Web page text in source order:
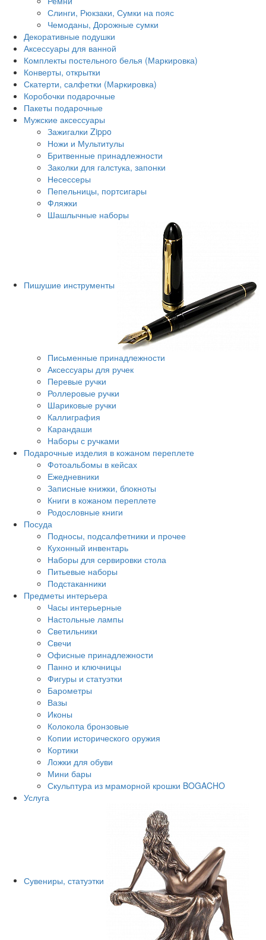
Слинги, Рюкзаки, Сумки на пояс
Чемоданы, Дорожные сумки
Декоративные подушки
Аксессуары для ванной
Комплекты постельного белья (Маркировка)
Конверты, открытки
Скатерти, салфетки (Маркировка)
Коробочки подарочные
Пакеты подарочные
Мужские аксессуары
Зажигалки Zippo
Ножи и Мультитулы
Бритвенные принадлежности
Заколки для галстука, запонки
Несессеры
Пепельницы, портсигары
Фляжки
Шашлычные наборы
Пишушие инструменты
Письменные принадлежности
Аксессуары для ручек
Перевые ручки
Роллеровые ручки
Шариковые ручки
Каллиграфия
Карандаши
Наборы с ручками
Подарочные изделия в кожаном переплете
Фотоальбомы в кейсах
Ежедневники
Записные книжки, блокноты
Книги в кожаном переплете
Родословные книги
Посуда
Подносы, подсалфетники и прочее
Кухонный инвентарь
Наборы для сервировки стола
Питьевые наборы
Подстаканники
Предметы интерьера
Часы интерьерные
Настольные лампы
Светильники
Свечи
Офисные принадлежности
Панно и ключницы
Фигуры и статуэтки
Барометры
Вазы
Иконы
Колокола бронзовые
Копии исторического оружия
Кортики
Ложки для обуви
Мини бары
Скульптура из мраморной крошки BOGACHO
Услуга
Сувениры, статуэтки